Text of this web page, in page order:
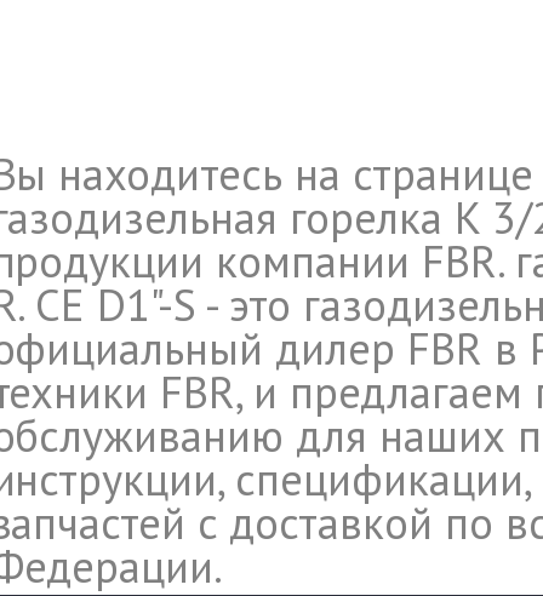
находитесь на
горелка K
компании FBR.
CE D1"-S - это
дилер FBR
FBR, и
для наших
c доставкой по